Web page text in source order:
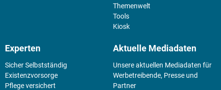
Themenwelt
Tools
Kiosk
Experten
Sicher Selbstständig
Existenz­vorsorge
Pflege versichert
Aktuelle Mediadaten
Unsere aktuellen Mediadaten für
Werbetreibende, Presse und
Partner